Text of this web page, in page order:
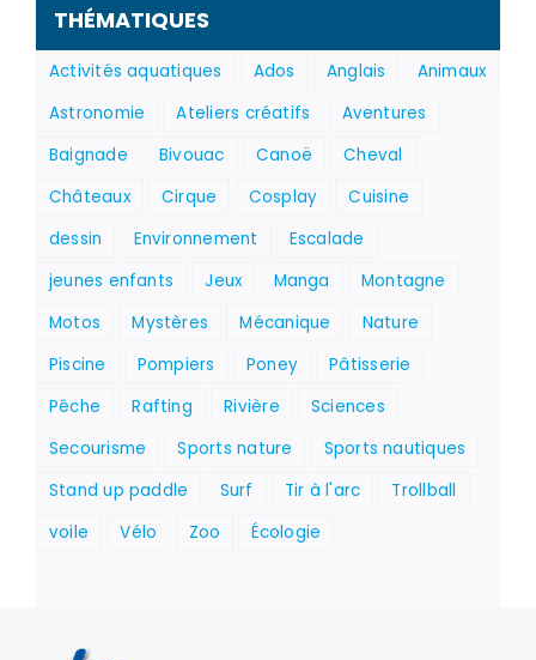
THÉMATIQUES
Activités aquatiques Ados Anglais
Animaux
Astronomie
Ateliers créatifs
Aventures
Baignade
Bivouac Canoë
Cheval
Châteaux
Cirque Cosplay
Cuisine
dessin
Environnement
Escalade
jeunes enfants
Jeux Manga
Montagne
Motos
Mystères Mécanique
Nature
Piscine
Pompiers Poney
Pâtisserie
Pêche
Rafting Rivière
Sciences
Secourisme
Sports nature
Sports nautiques
Stand up paddle
Surf Tir à l'arc
Trollball
voile
Vélo Zoo Écologie